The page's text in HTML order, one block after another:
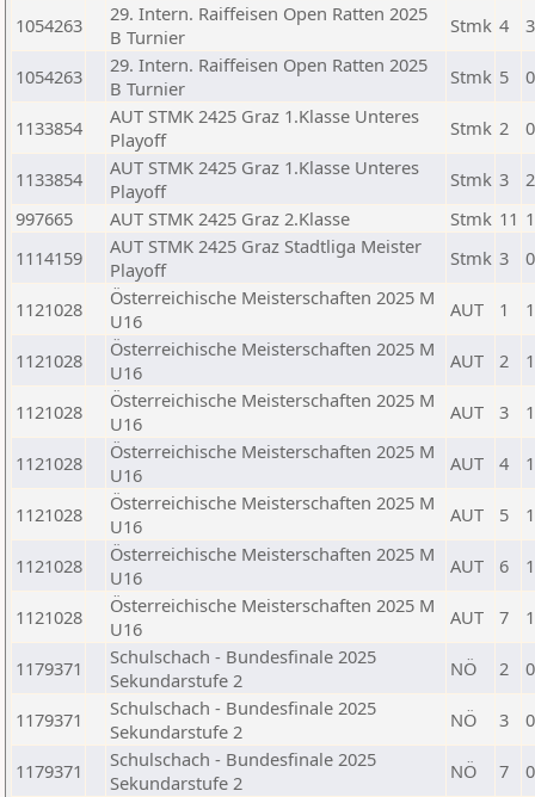
1054263
29. Intern. Raiffeisen Open Ratten 2025
B Turnier
Stmk 4
1054263
29. Intern. Raiffeisen Open Ratten 2025
B Turnier
Stmk 5
1133854
AUT STMK 2425 Graz 1.Klasse Unteres
Playoff
Stmk 2
1133854
AUT STMK 2425 Graz 1.Klasse Unteres
Playoff
Stmk 3
997665
AUT STMK 2425 Graz 2.Klasse Stmk 11
1114159
AUT STMK 2425 Graz Stadtliga Meister
Playoff
Stmk 3
1121028
Österreichische Meisterschaften 2025 M
U16
AUT 1
1121028
Österreichische Meisterschaften 2025 M
U16
AUT 2
1121028
Österreichische Meisterschaften 2025 M
U16
AUT 3
1121028
Österreichische Meisterschaften 2025 M
U16
AUT 4
1121028
Österreichische Meisterschaften 2025 M
U16
AUT 5
1121028
Österreichische Meisterschaften 2025 M
U16
AUT 6
1121028
Österreichische Meisterschaften 2025 M
U16
AUT 7
1179371
Schulschach - Bundesfinale 2025
Sekundarstufe 2
NÖ 2
1179371
Schulschach - Bundesfinale 2025
Sekundarstufe 2
NÖ 3
1179371
Schulschach - Bundesfinale 2025
Sekundarstufe 2
NÖ 7